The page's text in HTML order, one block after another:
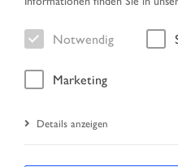
Startseite Suche
Notwendig
Marketing
Details anzeigen